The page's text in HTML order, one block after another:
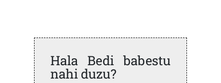
Hala Bedi babestu
nahi duzu?